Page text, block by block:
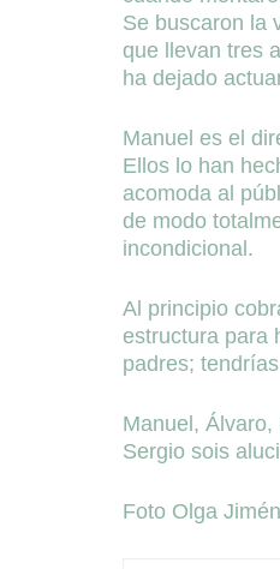
Se buscaron la
que llevan tres
ha dejado
Manuel es el
Ellos lo han
acomoda al
de modo
incondicional.
Al principio
estructura para
padres;
Manuel,
Sergio sois
Foto Olga